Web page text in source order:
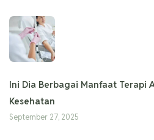
Ini Dia Berbagai Manfaat Terapi
Kesehatan
September 27, 2025